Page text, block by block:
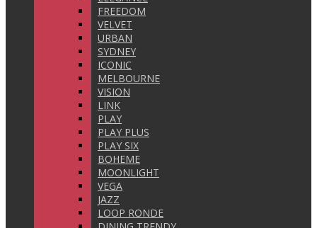
FREEDOM
VELVET
URBAN
SYDNEY
ICONIC
MELBOURNE
VISION
LINK
PLAY
PLAY PLUS
PLAY SIX
BOHEME
MOONLIGHT
VEGA
JAZZ
LOOP RONDE